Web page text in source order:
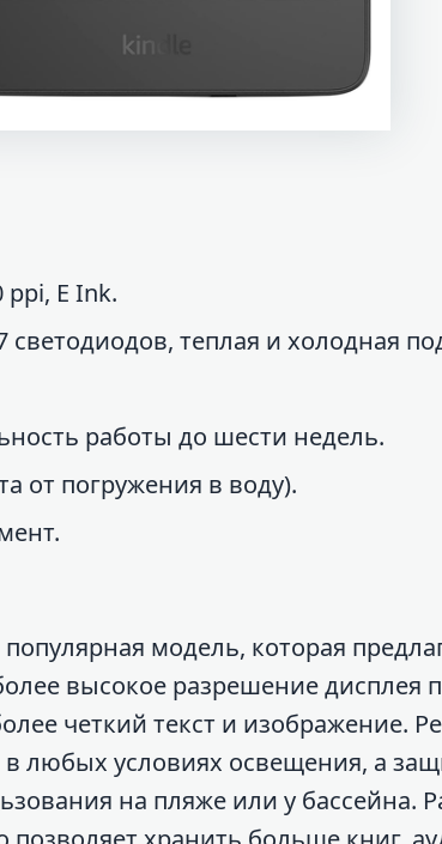
E Ink.
светодиодов, теплая и холодная
работы до шести недель.
от погружения в воду).
модель, которая
высокое разрешение дисплея
четкий текст и изображение.
любых условиях освещения, а
на пляже или у бассейна.